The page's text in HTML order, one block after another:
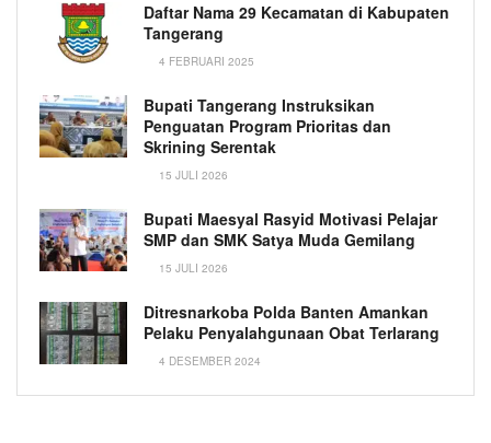
Daftar Nama 29 Kecamatan di Kabupaten
Tangerang
4 FEBRUARI 2025
Bupati Tangerang Instruksikan
Penguatan Program Prioritas dan
Skrining Serentak
15 JULI 2026
Bupati Maesyal Rasyid Motivasi Pelajar
SMP dan SMK Satya Muda Gemilang
15 JULI 2026
Ditresnarkoba Polda Banten Amankan
Pelaku Penyalahgunaan Obat Terlarang
4 DESEMBER 2024